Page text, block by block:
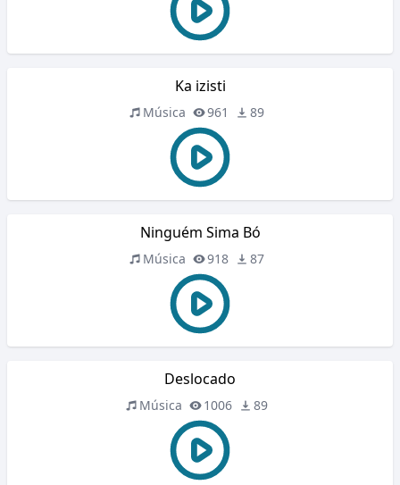
Ka izisti
Música 961 89
Ninguém Sima Bó
Música 918 87
Deslocado
Música 1006 89